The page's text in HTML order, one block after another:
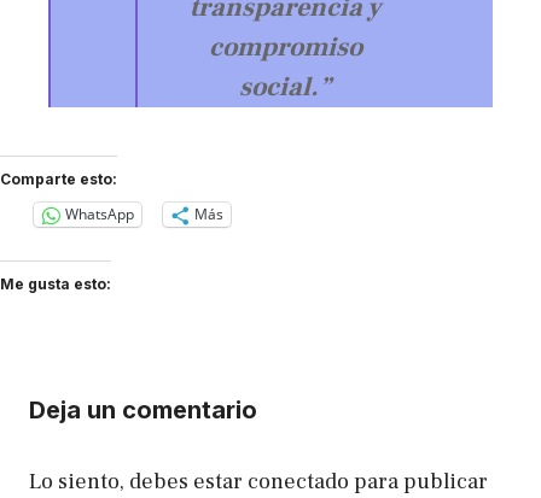
transparencia y
compromiso
social.”
Comparte esto:
WhatsApp Más
Me gusta esto:
Deja un comentario
Lo siento, debes estar conectado para publicar